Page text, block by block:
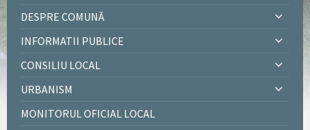
DESPRE COMUNĂ
INFORMATII PUBLICE
CONSILIU LOCAL
URBANISM
MONITORUL OFICIAL LOCAL